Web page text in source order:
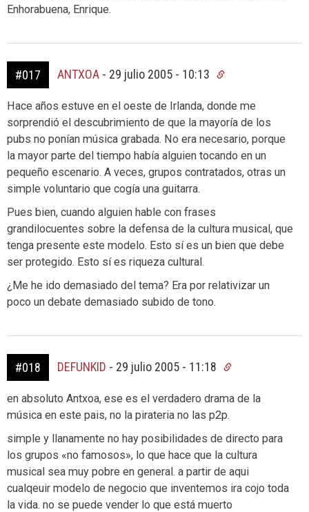
Enhorabuena, Enrique.
#017 ANTXOA - 29 julio 2005 - 10:13
Hace años estuve en el oeste de Irlanda, donde me
sorprendió el descubrimiento de que la mayoría de los
pubs no ponían música grabada. No era necesario, porque
la mayor parte del tiempo había alguien tocando en un
pequeño escenario. A veces, grupos contratados, otras un
simple voluntario que cogía una guitarra.
Pues bien, cuando alguien hable con frases
grandilocuentes sobre la defensa de la cultura musical, que
tenga presente este modelo. Esto sí es un bien que debe
ser protegido. Esto sí es riqueza cultural.
¿Me he ido demasiado del tema? Era por relativizar un
poco un debate demasiado subido de tono.
#018 DEFUNKID - 29 julio 2005 - 11:18
en absoluto Antxoa, ese es el verdadero drama de la
música en este pais, no la pirateria no las p2p.
simple y llanamente no hay posibilidades de directo para
los grupos «no famosos», lo que hace que la cultura
musical sea muy pobre en general. a partir de aqui
cualqeuir modelo de negocio que inventemos ira cojo toda
la vida. no se puede vender lo que está muerto